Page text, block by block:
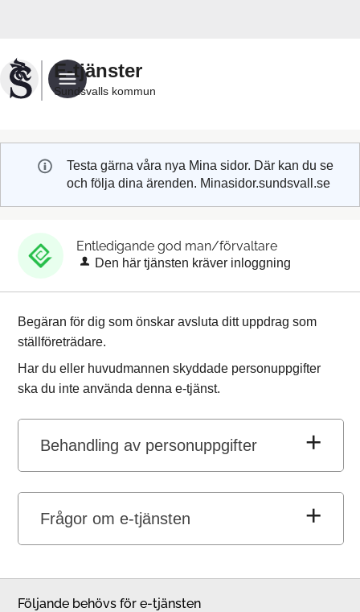
Sundsvalls
kommuns
e-
E-tjänster
Sundsvalls kommun
Testa gärna våra nya Mina sidor. Där kan du se
och följa dina ärenden. Minasidor.sundsvall.se
Entledigande god man/förvaltare
Den här tjänsten kräver inloggning
Begäran för dig som önskar avsluta ditt uppdrag som
ställföreträdare.
Har du eller huvudmannen skyddade personuppgifter
ska du inte använda denna e-tjänst.
Behandling av personuppgifter
Frågor om e-tjänsten
Följande behövs för e-tjänsten